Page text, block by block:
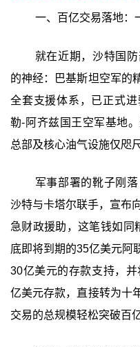
一、百亿交易落地：
就在近期，沙特国
的神经：巴基斯坦空军的
全套支援体系，已正式
勒-阿齐兹国王空军基地
总部及核心油气设施仅咫
军事部署的靴子刚
沙特与卡塔尔联手，宣布
急财政援助，这笔钱如同
底即将到期的35亿美元阿
30亿美元的存款支持，
亿美元存款，直接转为十
交易的总规模轻松突破百